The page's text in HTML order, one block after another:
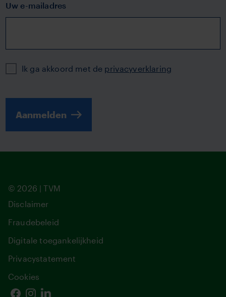
Uw e-mailadres
PrivacyIk ga akkoord met de privacyverklaring
© 2026 | TVM
Disclaimer
Fraudebeleid
Digitale toegankelijkheid
Privacystatement
Cookies